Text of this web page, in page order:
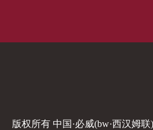
版权所有 中国·必威(bw·西汉姆